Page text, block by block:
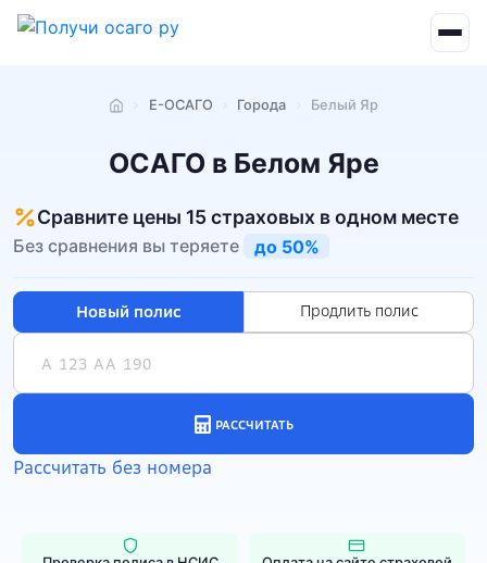
Главная
Е-ОСАГО Города Белый Яр
ОСАГО в Белом Яре
Сравните цены 15 страховых в одном месте
Без сравнения вы теряете до 50%